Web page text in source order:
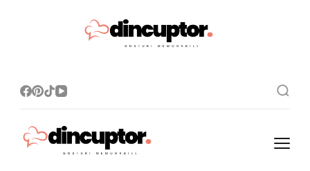
memorabile!
Dincuptor.ro
Rețete simple, gusturi